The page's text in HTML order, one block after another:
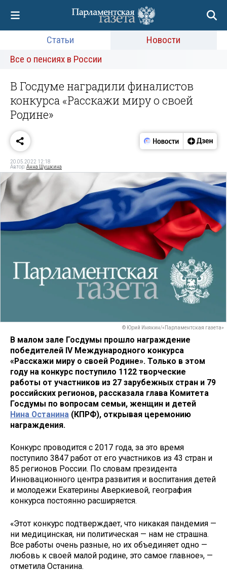
Статьи
Новости
Все о пенсиях в России
В Госдуме наградили финалистов
конкурса «Расскажи миру о своей
Родине»
20.05.2022 12:18
Автор:Анна Шушкина
© Юрий Инякин/«Парламентская газета»
В малом зале Госдумы прошло награждение
победителей IV Международного конкурса
«Расскажи миру о своей Родине». Только в этом
году на конкурс поступило 1122 творческие
работы от участников из 27 зарубежных стран и 79
российских регионов, рассказала глава Комитета
Госдумы по вопросам семьи, женщин и детей
Нина Останина (КПРФ), открывая церемонию
награждения.
Конкурс проводится с 2017 года, за это время
поступило 3847 работ от его участников из 43 стран и
85 регионов России. По словам президента
Инновационного центра развития и воспитания детей
и молодежи Екатерины Аверкиевой, география
конкурса постоянно расширяется.
«Этот конкурс подтверждает, что никакая пандемия —
ни медицинская, ни политическая — нам не страшна.
Все работы очень разные, но их объединяет одно —
любовь к своей малой родине, это самое главное», —
отметила Останина.